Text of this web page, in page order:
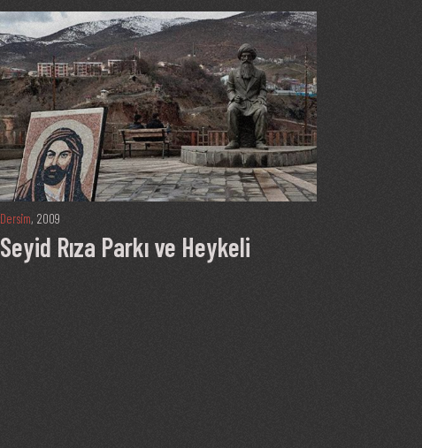
Dersim, 2009
Seyid Rıza Parkı ve Heykeli